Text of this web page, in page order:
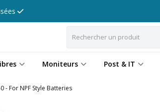
Moniteurs Post & IT
- For NPF Style Batteries